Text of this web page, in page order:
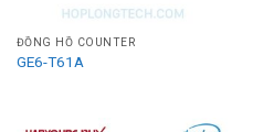
ĐỒNG HỒ COUNTER
GE6-T61A